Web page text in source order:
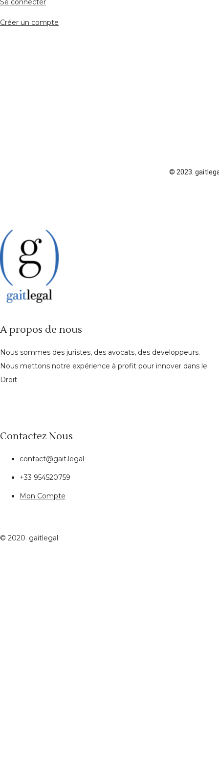
Se connecter
Créer un compte
© 2023.
A propos de nous
Nous sommes des juristes, des avocats, des developpeurs.
Nous mettons notre expérience à profit pour innover dans le
Droit
Contactez Nous
contact@gait.legal
+33 954520759
Mon Compte
© 2020. gaitlegal